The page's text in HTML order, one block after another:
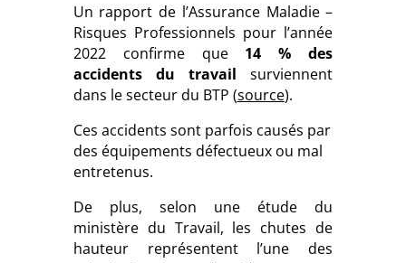
Un rapport de l’Assurance Maladie –
Risques Professionnels pour l’année
2022 confirme que 14 % des
accidents du travail surviennent
dans le secteur du BTP (source).
Ces accidents sont parfois causés par
des équipements défectueux ou mal
entretenus.
De plus, selon une étude du
ministère du Travail, les chutes de
hauteur représentent l’une des